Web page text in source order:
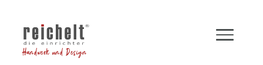
Handwerk und Design